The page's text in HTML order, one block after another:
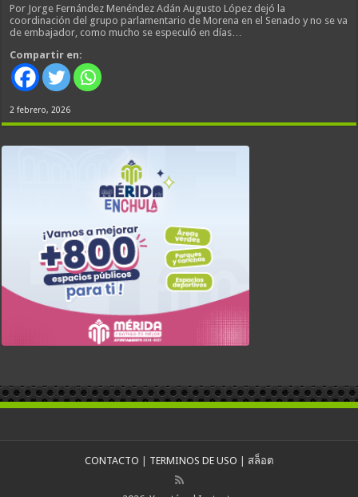
Por Jorge Fernández Menéndez Adán Augusto López dejó la
coordinación del grupo parlamentario de Morena en el Senado y no se va
de embajador, como mucho se especuló en días…
Compartir en:
2 febrero, 2026
CONTACTO TERMINOS DE USO สล็อต